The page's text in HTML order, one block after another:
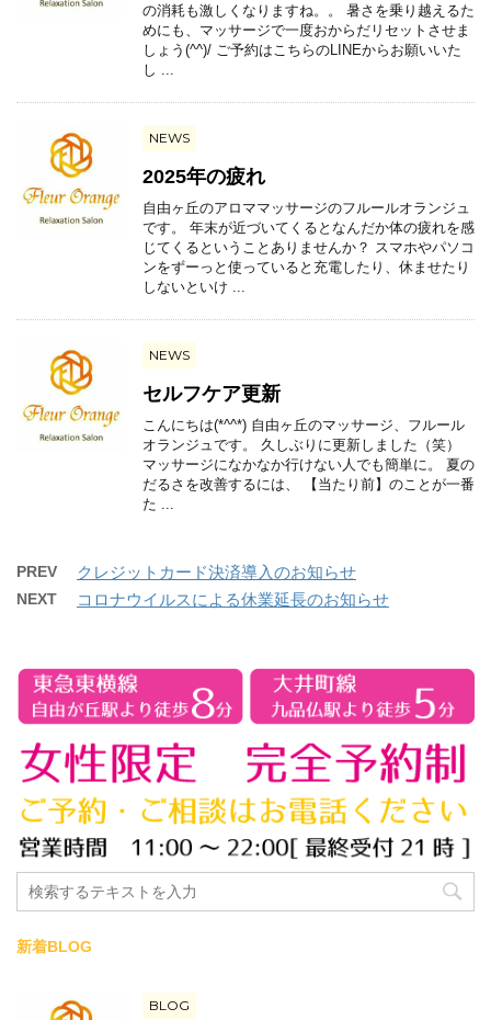
の消耗も激しくなりますね。。 暑さを乗り越えるた
めにも、マッサージで一度おからだリセットさせま
しょう(^^)/ ご予約はこちらのLINEからお願いいた
し ...
NEWS
2025年の疲れ
自由ヶ丘のアロママッサージのフルールオランジュ
です。 年末が近づいてくるとなんだか体の疲れを感
じてくるということありませんか？ スマホやパソコ
ンをずーっと使っていると充電したり、休ませたり
しないといけ ...
NEWS
セルフケア更新
こんにちは(*^^*) 自由ヶ丘のマッサージ、フルール
オランジュです。 久しぶりに更新しました（笑）
マッサージになかなか行けない人でも簡単に。 夏の
だるさを改善するには、 【当たり前】のことが一番
た ...
PREV クレジットカード決済導入のお知らせ
NEXT コロナウイルスによる休業延長のお知らせ
新着BLOG
BLOG